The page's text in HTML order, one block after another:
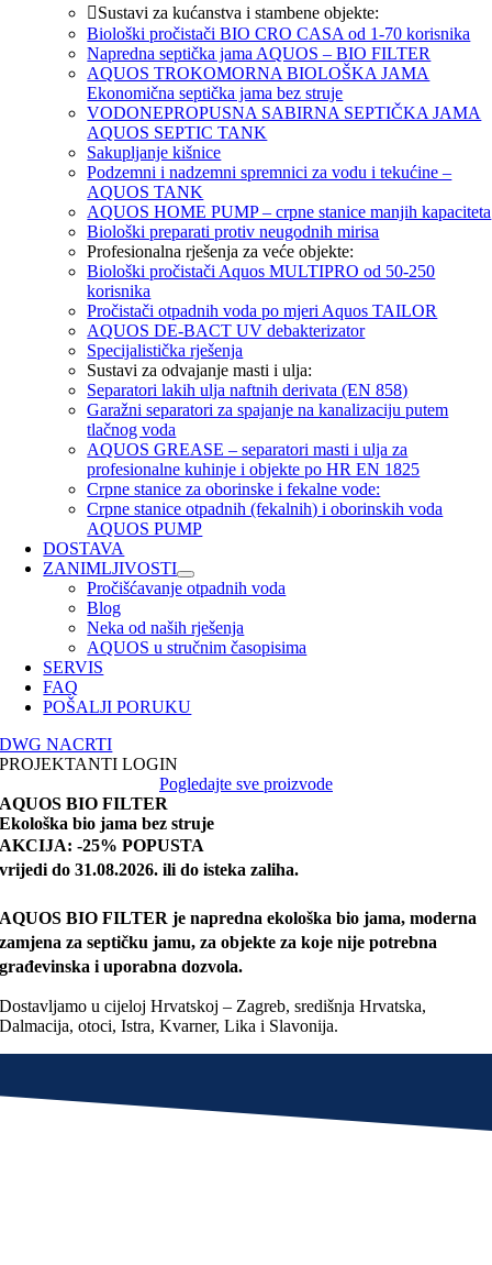
Sustavi za kućanstva i stambene objekte:
Biološki pročistači BIO CRO CASA od 1-70 korisnika
Napredna septička jama AQUOS – BIO FILTER
AQUOS TROKOMORNA BIOLOŠKA JAMA
Ekonomična septička jama bez struje
VODONEPROPUSNA SABIRNA SEPTIČKA JAMA
AQUOS SEPTIC TANK
Sakupljanje kišnice
Podzemni i nadzemni spremnici za vodu i tekućine –
AQUOS TANK
AQUOS HOME PUMP – crpne stanice manjih kapaciteta
Biološki preparati protiv neugodnih mirisa
Profesionalna rješenja za veće objekte:
Biološki pročistači Aquos MULTIPRO od 50-250
korisnika
Pročistači otpadnih voda po mjeri Aquos TAILOR
AQUOS DE-BACT UV debakterizator
Specijalistička rješenja
Sustavi za odvajanje masti i ulja:
Separatori lakih ulja naftnih derivata (EN 858)
Garažni separatori za spajanje na kanalizaciju putem
tlačnog voda
AQUOS GREASE – separatori masti i ulja za
profesionalne kuhinje i objekte po HR EN 1825
Crpne stanice za oborinske i fekalne vode:
Crpne stanice otpadnih (fekalnih) i oborinskih voda
AQUOS PUMP
DOSTAVA
ZANIMLJIVOSTI
Pročišćavanje otpadnih voda
Blog
Neka od naših rješenja
AQUOS u stručnim časopisima
SERVIS
FAQ
POŠALJI PORUKU
DWG NACRTI
PROJEKTANTI LOGIN
Pogledajte sve proizvode
AQUOS BIO FILTER
Ekološka bio jama bez struje
AKCIJA: -25% POPUSTA
vrijedi do 31.08.2026. ili do isteka zaliha.
AQUOS BIO FILTER je napredna ekološka bio jama, moderna
zamjena za septičku jamu, za objekte za koje nije potrebna
građevinska i uporabna dozvola.
Dostavljamo u cijeloj Hrvatskoj – Zagreb, središnja Hrvatska,
Dalmacija, otoci, Istra, Kvarner, Lika i Slavonija.